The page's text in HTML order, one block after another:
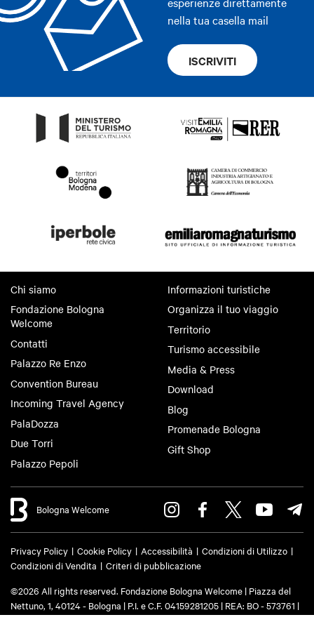
nella tua casella mail
ISCRIVITI
Chi siamo
Fondazione Bologna
Welcome
Contatti
Palazzo Re Enzo
Convention Bureau
Incoming Travel Agency
PalaDozza
Due Torri
Palazzo Pepoli
Informazioni turistiche
Organizza il tuo viaggio
Territorio
Turismo accessibile
Media & Press
Download
Blog
Promenade Bologna
Gift Shop
Bologna Welcome
Privacy Policy Cookie Policy Accessibilità
Condizioni di Utilizzo
Condizioni di Vendita
Criteri di pubblicazione
©2026 All rights reserved. Fondazione Bologna Welcome | Piazza del
Nettuno, 1, 40124 - Bologna | P.I. e C.F. 04159281205 | REA: BO - 573761 |